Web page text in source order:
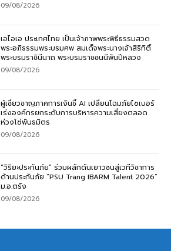
09/08/2026
เอไอเอ ประเทศไทย เป็นเจ้าภาพพระพิธีธรรมสวด
พระอภิธรรมพระบรมศพ สมเด็จพระนางเจ้าสิริกิติ์
พระบรมราชินีนาถ พระบรมราชชนนีพันปีหลวง
09/08/2026
ผู้เชี่ยวชาญภาคการเงินชี้ AI เปลี่ยนโฉมภัยไซเบอร์
เร่งองค์กรยกระดับการบริหารความเสี่ยงตลอด
ห่วงโซ่พันธมิตร
09/08/2026
“วิริยะประกันภัย” ร่วมผลักดันเยาวชนสู่เวทีวิชาการ
ด้านประกันภัย “PSU Trang IBARM Talent 2026”
ม.อ.ตรัง
09/08/2026